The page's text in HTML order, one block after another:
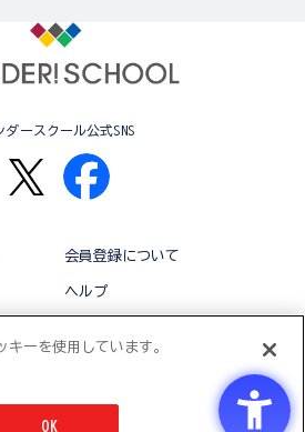
ダースクール公式SNS
会員登録について
ヘルプ
キーを使用しています。
OK